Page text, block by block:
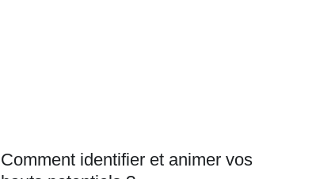
Comment identifier et animer vos